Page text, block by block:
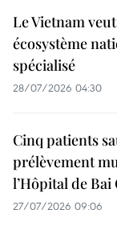
Le Vietnam
écosystème
spécialisé
28/07/2026 04:30
Cinq patients
prélèvement
l’Hôpital de Bai
27/07/2026 09:06